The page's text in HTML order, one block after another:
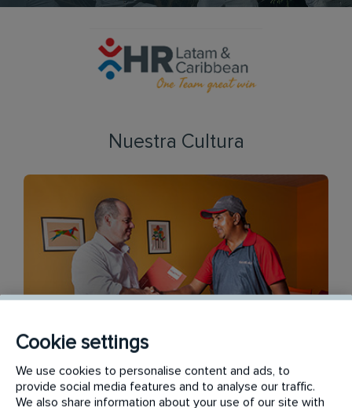
Nuestra Cultura
Orientación al cliente
Cookie settings
We use cookies to personalise content and ads, to
provide social media features and to analyse our traffic.
We also share information about your use of our site with